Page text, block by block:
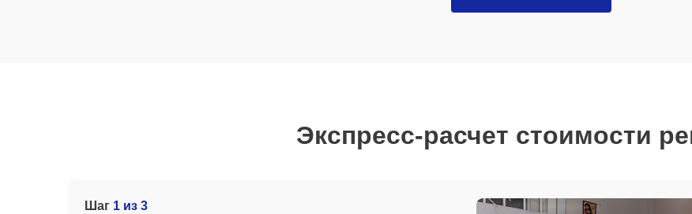
Экспресс-расчет стоимости
Шаг 1 из 3